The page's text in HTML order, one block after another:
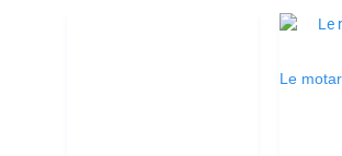
Le